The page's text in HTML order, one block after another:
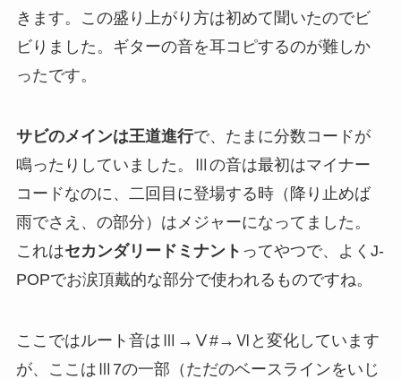
きます。この盛り上がり方は初めて聞いたのでビ
ビりました。ギターの音を耳コピするのが難しか
ったです。
サビのメインは王道進行で、たまに分数コードが
鳴ったりしていました。Ⅲの音は最初はマイナー
コードなのに、二回目に登場する時（降り止めば
雨でさえ、の部分）はメジャーになってました。
これはセカンダリードミナント ってやつで、よくJ-
POPでお涙頂戴的な部分で使われるものですね。
ここではルート音はⅢ→Ⅴ#→Ⅵと変化しています
が、ここはⅢ7の一部（ただのベースラインをいじ